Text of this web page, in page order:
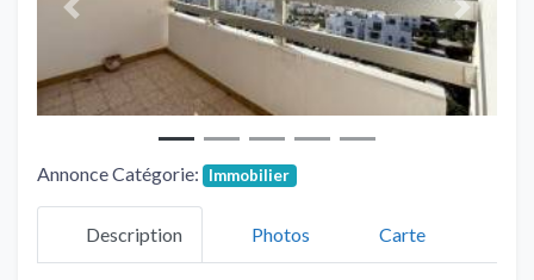
Précédent Suivant
Annonce Catégorie: Immobilier
Description Photos Carte